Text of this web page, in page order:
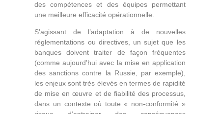
des compétences et des équipes permettant
une meilleure efficacité opérationnelle.
S’agissant de l’adaptation à de nouvelles
réglementations ou directives, un sujet que les
banques doivent traiter de façon fréquentes
(comme aujourd’hui avec la mise en application
des sanctions contre la Russie, par exemple),
les enjeux sont très élevés en termes de rapidité
de mise en œuvre et de fiabilité des processus,
dans un contexte où toute « non-conformité »